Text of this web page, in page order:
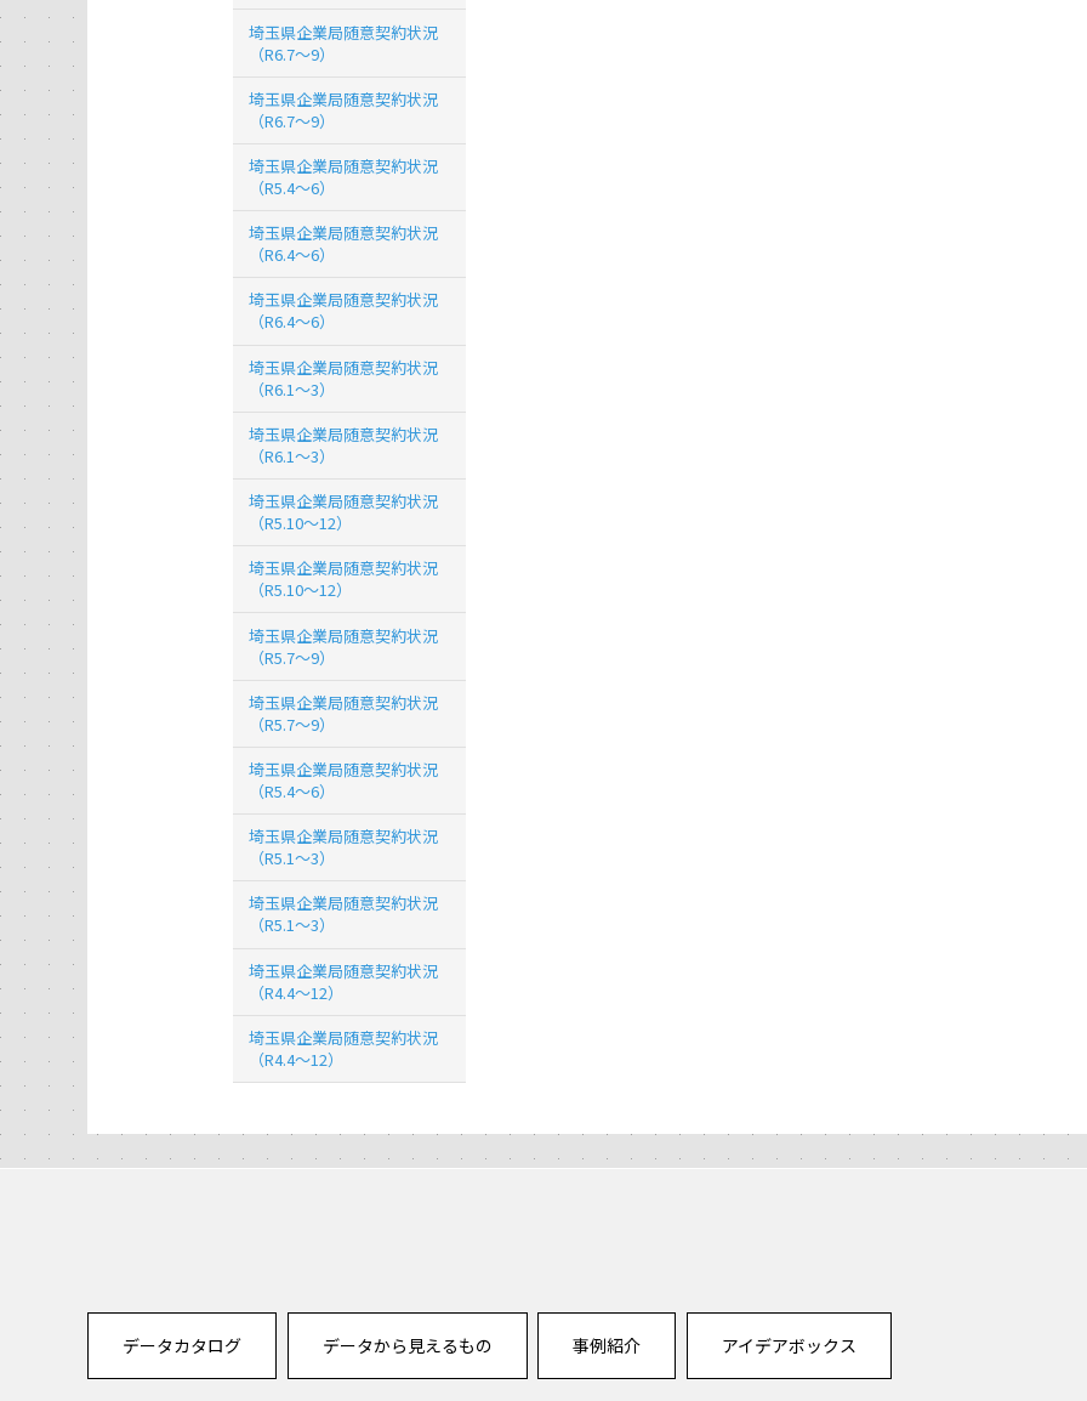
埼玉県企業局随意契約状況
（R6.7～9）
埼玉県企業局随意契約状況
（R6.7～9）
埼玉県企業局随意契約状況
（R5.4～6）
埼玉県企業局随意契約状況
（R6.4～6）
埼玉県企業局随意契約状況
（R6.4～6）
埼玉県企業局随意契約状況
（R6.1～3）
埼玉県企業局随意契約状況
（R6.1～3）
埼玉県企業局随意契約状況
（R5.10～12）
埼玉県企業局随意契約状況
（R5.10～12）
埼玉県企業局随意契約状況
（R5.7～9）
埼玉県企業局随意契約状況
（R5.7～9）
埼玉県企業局随意契約状況
（R5.4～6）
埼玉県企業局随意契約状況
（R5.1～3）
埼玉県企業局随意契約状況
（R5.1～3）
埼玉県企業局随意契約状況
（R4.4～12）
埼玉県企業局随意契約状況
（R4.4～12）
データカタログ データから見えるもの 事例紹介 アイデアボックス